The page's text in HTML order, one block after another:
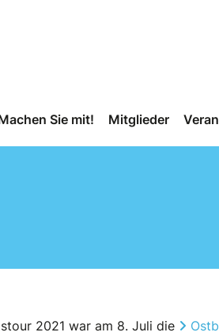
Sie mit! Mitglieder
2021 war am 8. Juli die